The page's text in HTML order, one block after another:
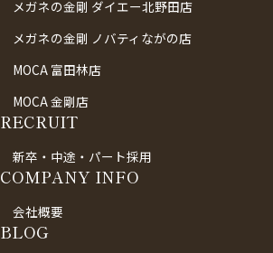
メガネの金剛 ダイエー北野田店
メガネの金剛 ノバティながの店
MOCA 富田林店
MOCA 金剛店
RECRUIT
新卒・中途・パート採用
COMPANY INFO
会社概要
BLOG